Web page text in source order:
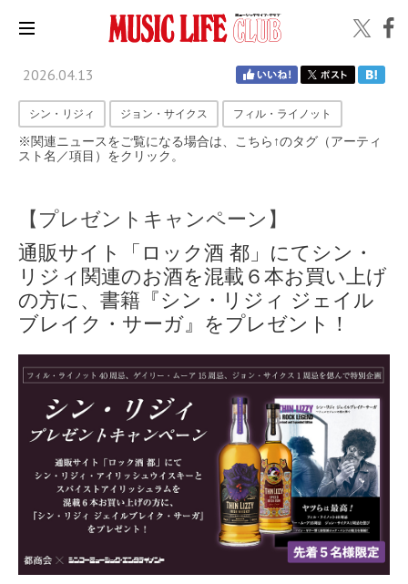
2026.04.13
シン・リジィ ジョン・サイクス フィル・ライノット
※関連ニュースをご覧になる場合は、こちら↑のタグ（アーティ
スト名／項目）をクリック。
【プレゼントキャンペーン】
通販サイト「ロック酒 都」にてシン・
リジィ関連のお酒を混載６本お買い上げ
の方に、書籍『シン・リジィ ジェイル
ブレイク・サーガ』をプレゼント！